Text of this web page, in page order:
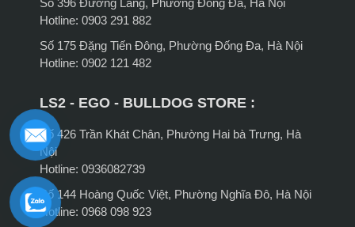
Hotline: 0903 291 882
Số 175 Đặng Tiến Đông, Phường Đống Đa, Hà Nội
Hotline: 0902 121 482
LS2 - EGO - BULLDOG STORE :
Số 426 Trần Khát Chân, Phường Hai bà Trưng, Hà
Nội
Hotline: 0936082739
Số 144 Hoàng Quốc Việt, Phường Nghĩa Đô, Hà Nội
Hotline: 0968 098 923